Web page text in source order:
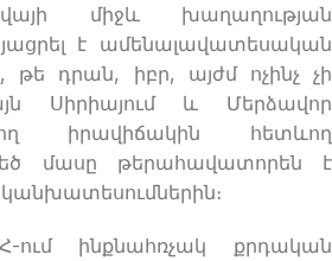
միջև խաղաղության
է ամենալավատեսական
թե դրան, իբր, այժմ ոչինչ չի
Սիրիայում և Մերձավոր
իրավիճակին հետևող
մասը թերահավատորեն է
ում ինքնահռչակ քրդական